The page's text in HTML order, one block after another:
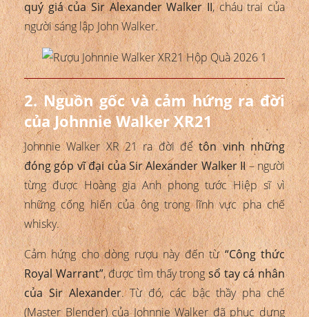
quý giá của Sir Alexander Walker II, cháu trai của
người sáng lập John Walker.
2. Nguồn gốc và cảm hứng ra đời
của Johnnie Walker XR21
Johnnie Walker XR 21 ra đời đểtôn vinh những
đóng góp vĩ đại của Sir Alexander Walker II– người
từng được Hoàng gia Anh phong tước Hiệp sĩ vì
những cống hiến của ông trong lĩnh vực pha chế
whisky.
Cảm hứng cho dòng rượu này đến từ“Công thức
Royal Warrant”, được tìm thấy trongsổ tay cá nhân
của Sir Alexander. Từ đó, các bậc thầy pha chế
(Master Blender) của Johnnie Walker đã phục dựng